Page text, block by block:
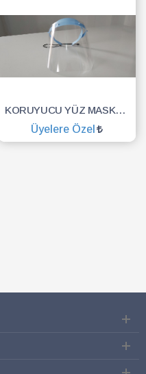
KORUYUCU YÜZ MASKESİ SİPERLİK.YÜZ KALKANI.DENTAL MASKE
Üyelere Özel